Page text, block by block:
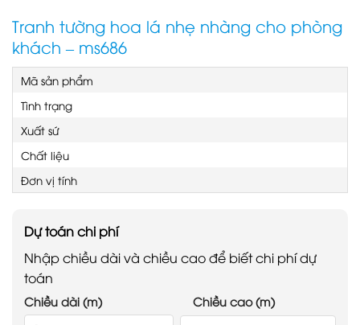
Tranh tường hoa lá nhẹ nhàng cho phòng
khách – ms686
Mã sản phẩm
Tình trạng
Xuất sứ
Chất liệu
Đơn vị tính
Dự toán chi phí
Nhập chiều dài và chiều cao để biết chi phí dự
toán
Chiều dài (m) Chiều cao (m)